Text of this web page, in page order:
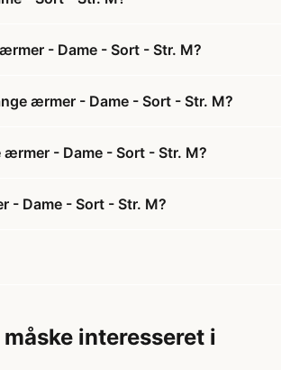
- Dame - Sort - Str. M?
ærmer - Dame - Sort - Str. M?
- Dame - Sort - Str. M?
- Dame - Sort - Str. M?
måske interesseret i